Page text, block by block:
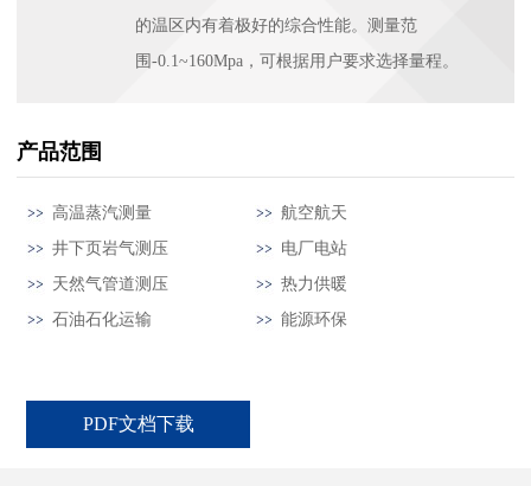
的温区内有着极好的综合性能。测量范
围-0.1~160Mpa，可根据用户要求选择量程。
产品范围
高温蒸汽测量
航空航天
井下页岩气测压
电厂电站
天然气管道测压
热力供暖
石油石化运输
能源环保
PDF文档下载